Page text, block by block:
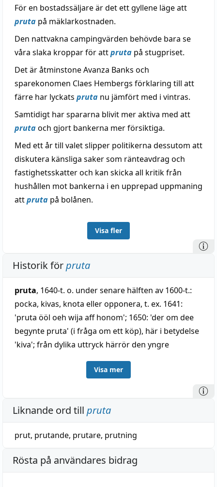
För en bostadssäljare är det ett gyllene läge att
pruta på mäklarkostnaden.
Den nattvakna campingvärden behövde bara se
våra slaka kroppar för attpruta på stugpriset.
Det är åtminstone Avanza Banks och
sparekonomen Claes Hembergs förklaring till att
färre har lyckats pruta nu jämfört med i vintras.
Samtidigt har spararna blivit mer aktiva med att
prutaoch gjort bankerna mer försiktiga.
Med ett år till valet slipper politikerna dessutom att
diskutera känsliga saker som ränteavdrag och
fastighetsskatter och kan skicka all kritik från
hushållen mot bankerna i en upprepad uppmaning
attpruta på bolånen.
Visa fler
Historik förpruta
pruta, 1640-t. o. under senare hälften av 1600-t.:
pocka, kivas, knota eller opponera, t. ex. 1641:
'pruta ööl oeh wija aff honom'; 1650: 'der om dee
begynte pruta' (i fråga om ett köp), här i betydelse
'kiva'; från dylika uttryck härrör den yngre
1691, 1711, jämför Spegel Gl.
danskaprutte, pruta, i dialekt även: knota (jämför
under prutta); besläktat med medellågtyskaproten,
pladdra, lågtyska prötelen, murra, puttra, möjligen
vräka sig, skrävla; ljudhärmande liksom prata o.
Visa mer
Liknande ord till pruta
prut, prutande, prutare, prutning
Rösta på användares bidrag